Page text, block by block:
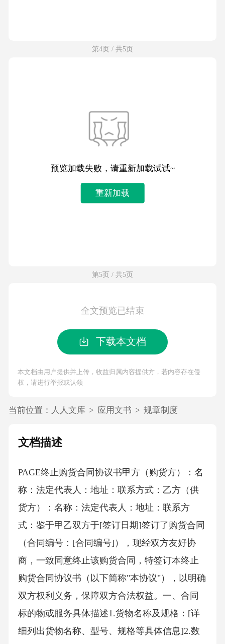
第4页 / 共5页
预览加载失败，请重新加载试试~
重新加载
第5页 / 共5页
全文预览已结束
下载本文档
本文档由用户提供并上传，收益归属内容提供方，若内容存在侵
权，请进行举报或认领
当前位置： 人人文库 > 应用文书 > 规章制度
文档描述
PAGE终止购货合同协议书 甲方（购货方）：名
称：法定代表人：地址：联系方式：乙方（供
货方）：名称：法定代表人：地址：联系方
式：鉴于甲乙双方于[签订日期]签订了购货合同
（合同编号：[合同编号]），现经双方友好协
商，一致同意终止该购货合同，特签订本终止
购货合同协议书（以下简称"本协议"），以明确
双方权利义务，保障双方合法权益。一、合同
标的物或服务具体描述1.货物名称及规格：[详
细列出货物名称、型号、规格等具体信息]2.数